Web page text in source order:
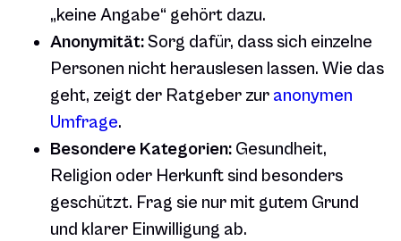
„keine Angabe“ gehört dazu.
Anonymität:Sorg dafür, dass sich einzelne
Personen nicht herauslesen lassen. Wie das
geht, zeigt der Ratgeber zur anonymen
Umfrage.
Besondere Kategorien: Gesundheit,
Religion oder Herkunft sind besonders
geschützt. Frag sie nur mit gutem Grund
und klarer Einwilligung ab.